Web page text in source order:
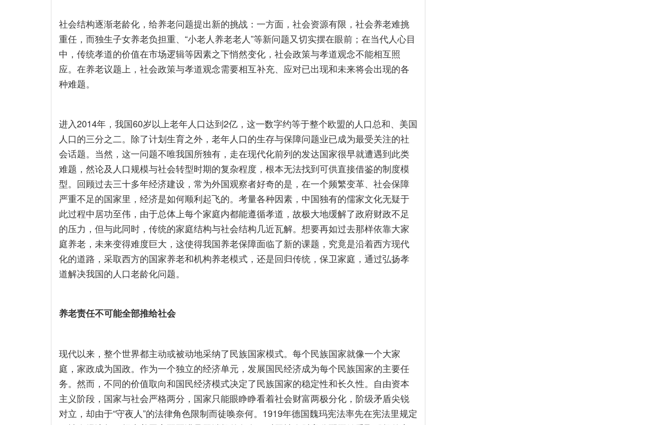
社会结构逐渐老龄化，给养老问题提出新的挑战：一方面，社会资源有限，社会养老难挑
重任，而独生子女养老负担重、“小老人养老老人”等新问题又切实摆在眼前；在当代人心目
中，传统孝道的价值在市场逻辑等因素之下悄然变化，社会政策与孝道观念不能相互照
应。在养老议题上，社会政策与孝道观念需要相互补充、应对已出现和未来将会出现的各
种难题。
进入2014年，我国60岁以上老年人口达到2亿，这一数字约等于整个欧盟的人口总和、美国
人口的三分之二。除了计划生育之外，老年人口的生存与保障问题业已成为最受关注的社
会话题。当然，这一问题不唯我国所独有，走在现代化前列的发达国家很早就遭遇到此类
难题，然论及人口规模与社会转型时期的复杂程度，根本无法找到可供直接借鉴的制度模
型。回顾过去三十多年经济建设，常为外国观察者好奇的是，在一个频繁变革、社会保障
严重不足的国家里，经济是如何顺利起飞的。考量各种因素，中国独有的儒家文化无疑于
此过程中居功至伟，由于总体上每个家庭内都能遵循孝道，故极大地缓解了政府财政不足
的压力，但与此同时，传统的家庭结构与社会结构几近瓦解。想要再如过去那样依靠大家
庭养老，未来变得难度巨大，这使得我国养老保障面临了新的课题，究竟是沿着西方现代
化的道路，采取西方的国家养老和机构养老模式，还是回归传统，保卫家庭，通过弘扬孝
道解决我国的人口老龄化问题。
养老责任不可能全部推给社会
现代以来，整个世界都主动或被动地采纳了民族国家模式。每个民族国家就像一个大家
庭，家政成为国政。作为一个独立的经济单元，发展国民经济成为每个民族国家的主要任
务。然而，不同的价值取向和国民经济模式决定了民族国家的稳定性和长久性。自由资本
主义阶段，国家与社会严格两分，国家只能眼睁睁看着社会财富两极分化，阶级矛盾尖锐
对立，却由于“守夜人”的法律角色限制而徒唤奈何。1919年德国魏玛宪法率先在宪法里规定